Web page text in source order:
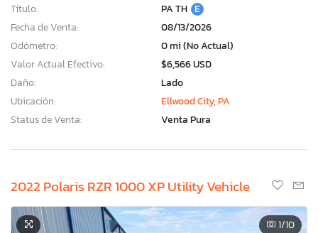
Título:
PA TH E
Fecha de Venta:
08/13/2026
Odómetro:
0 mi (No Actual)
Valor Actual Efectivo:
$6,566 USD
Daño:
Lado
Ubicación:
Ellwood City, PA
Status de Venta:
Venta Pura
2022 Polaris RZR 1000 XP Utility Vehicle
1/10